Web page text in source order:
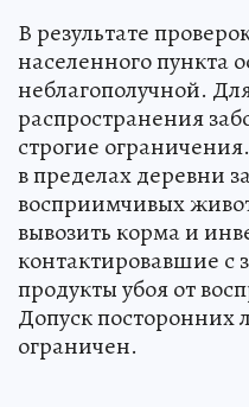
В результате
населенного пункта
неблагополучной.
распространения
строгие
в пределах деревни
восприимчивых
вывозить корма и
контактировавшие
продукты убоя от
Допуск посторонних
ограничен.